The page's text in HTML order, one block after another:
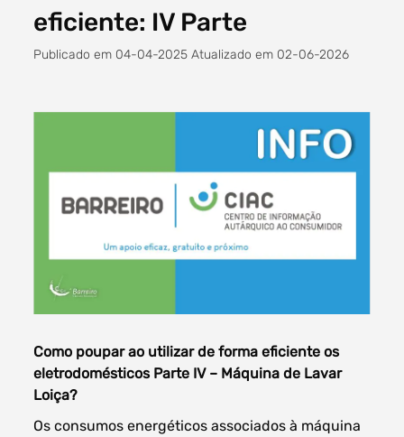
Filtros dos meses
data
procurar
eficiente: IV Parte
Publicado em 04-04-2025 Atualizado em 02-06-2026
Como poupar ao utilizar de forma eficiente os
eletrodomésticos Parte IV – Máquina de Lavar
Loiça?
Os consumos energéticos associados à máquina